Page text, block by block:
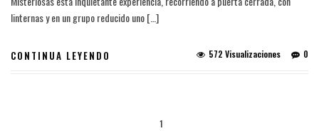
linternas y en un grupo reducido uno […]
CONTINUA LEYENDO 0
572 Visualizaciones
1